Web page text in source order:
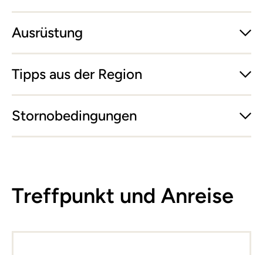
Ausrüstung
Tipps aus der Region
Stornobedingungen
Treffpunkt und Anreise